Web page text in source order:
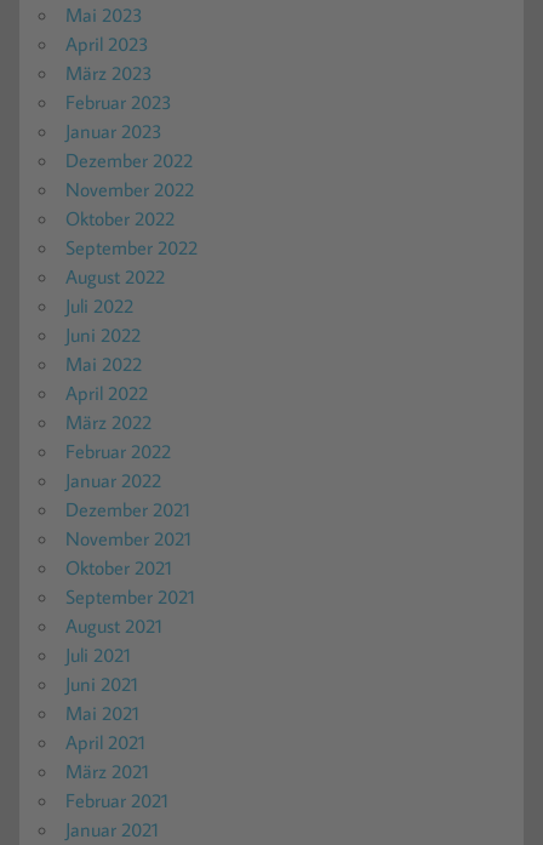
Mai 2023
April 2023
März 2023
Februar 2023
Januar 2023
Dezember 2022
November 2022
Oktober 2022
September 2022
August 2022
Juli 2022
Juni 2022
Mai 2022
April 2022
März 2022
Februar 2022
Januar 2022
Dezember 2021
November 2021
Oktober 2021
September 2021
August 2021
Juli 2021
Juni 2021
Mai 2021
April 2021
März 2021
Februar 2021
Januar 2021